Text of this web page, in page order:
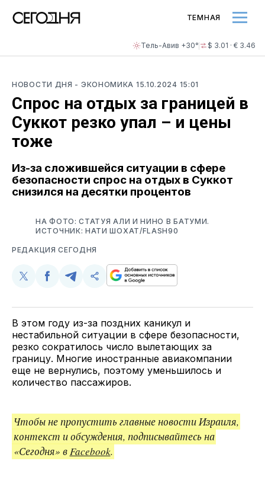
Тель-Авив +30° $ 3.01 · € 3.46
ТЕМНАЯ
НОВОСТИ ДНЯ - ЭКОНОМИКА 15.10.2024 15:01
Спрос на отдых за границей в
Суккот резко упал – и цены
тоже
Из-за сложившейся ситуации в сфере
безопасности спрос на отдых в Суккот
снизился на десятки процентов
НА ФОТО: СТАТУЯ АЛИ И НИНО В БАТУМИ.
ИСТОЧНИК: НАТИ ШОХАТ/FLASH90
РЕДАКЦИЯ СЕГОДНЯ
Поделиться
Twitter
Поделиться
Facebook
Поделиться
Telegram
Скопируйте
поделитесь
В этом году из-за поздних каникул и
нестабильной ситуации в сфере безопасности,
резко сократилось число вылетающих за
границу. Многие иностранные авиакомпании
еще не вернулись, поэтому уменьшилось и
количество пассажиров.
Чтобы не пропустить главные новости Израиля,
контекст и обсуждения, подписывайтесь на
«Сегодня» вFacebook.